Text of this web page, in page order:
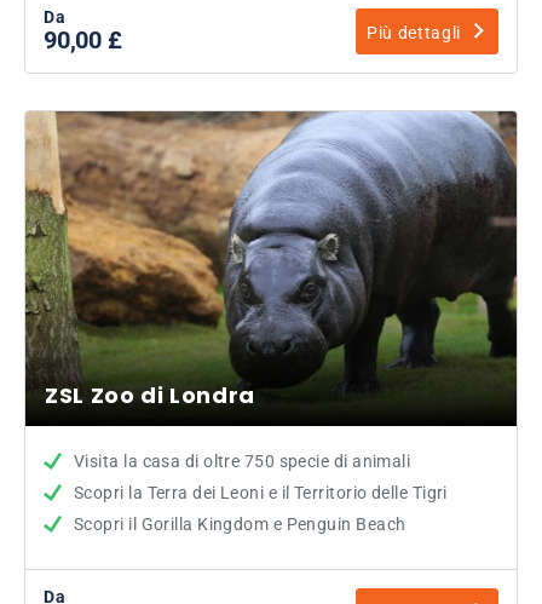
Da
90,00 £ Più dettagli
ZSL Zoo di Londra
Visita la casa di oltre 750 specie di animali
Scopri la Terra dei Leoni e il Territorio delle Tigri
Scopri il Gorilla Kingdom e Penguin Beach
Da